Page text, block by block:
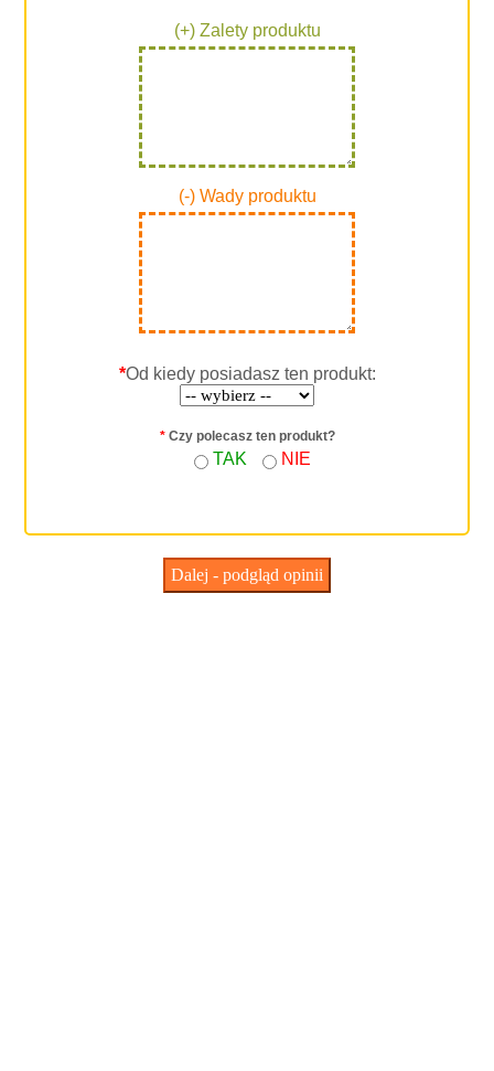
(+) Zalety produktu
(-) Wady produktu
*Od kiedy posiadasz ten produkt:
*Czy polecasz ten produkt?
TAK NIE